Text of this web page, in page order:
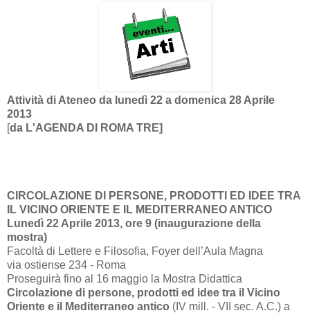
Attività di Ateneo da lunedì 22 a domenica 28 Aprile
2013
[da L'AGENDA DI ROMA TRE]
CIRCOLAZIONE DI PERSONE, PRODOTTI ED IDEE TRA
IL VICINO ORIENTE E IL MEDITERRANEO ANTICO
Lunedì 22 Aprile 2013, ore 9 (inaugurazione della
mostra)
Facoltà di Lettere e Filosofia, Foyer dell’Aula Magna
via ostiense 234 - Roma
Proseguirà fino al 16 maggio la Mostra Didattica
Circolazione di persone, prodotti ed idee tra il Vicino
Oriente e il Mediterraneo antico (IV mill. - VII sec. A.C.) a